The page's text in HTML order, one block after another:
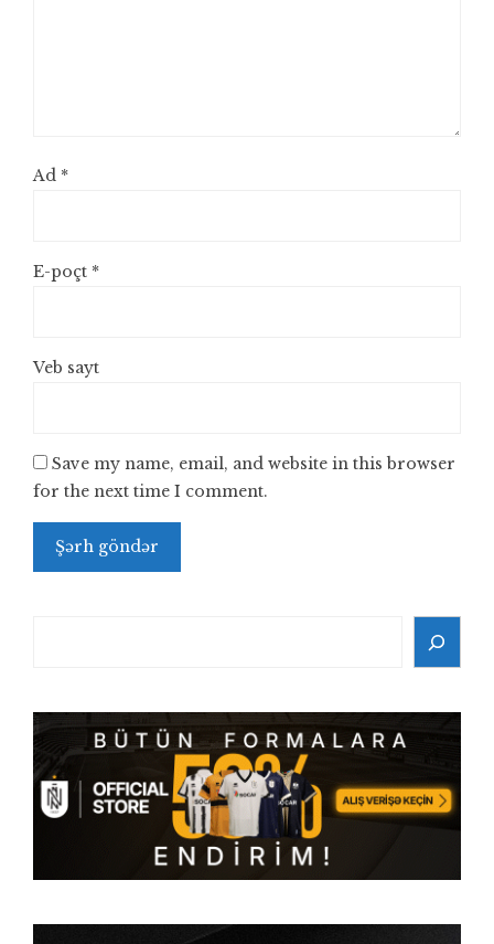
Ad *
E-poçt *
Veb sayt
Save my name, email, and website in this browser
for the next time I comment.